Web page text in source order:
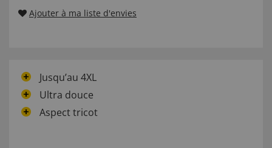
Ajouter à ma liste d'envies
Jusqu’au 4XL
Ultra douce
Aspect tricot